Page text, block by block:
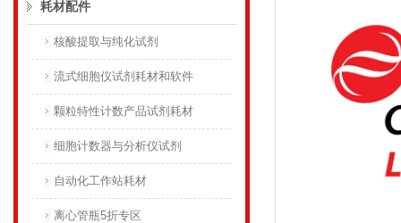
耗材配件
核酸提取与纯化试剂
流式细胞仪试剂耗材和软件
颗粒特性计数产品试剂耗材
细胞计数器与分析仪试剂
自动化工作站耗材
离心管瓶5折专区